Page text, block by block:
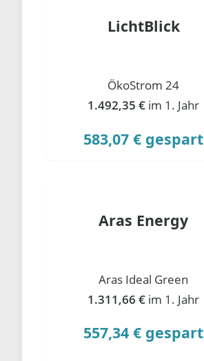
LichtBlick
ÖkoStrom 24
1.492,35 € im 1. Jahr
583,07 € gespart
Aras Energy
Aras Ideal Green
1.311,66 € im 1. Jahr
557,34 € gespart